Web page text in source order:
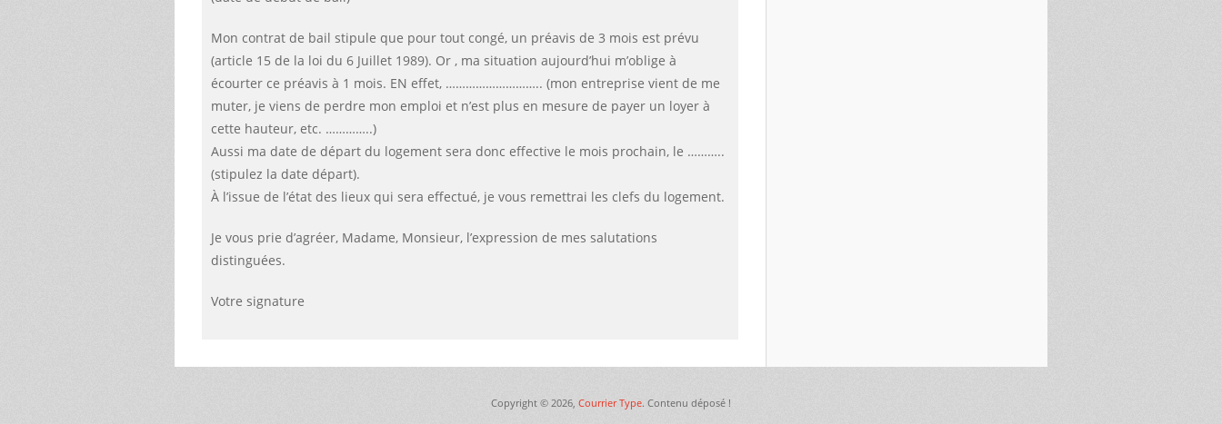
Mon contrat de bail stipule que pour tout congé, un préavis de 3 mois est prévu
(article 15 de la loi du 6 Juillet 1989). Or , ma situation aujourd’hui m’oblige à
écourter ce préavis à 1 mois. EN effet, ……………………….. (mon entreprise vient de me
muter, je viens de perdre mon emploi et n’est plus en mesure de payer un loyer à
cette hauteur, etc. …………..)
Aussi ma date de départ du logement sera donc effective le mois prochain, le ………..
(stipulez la date départ).
À l’issue de l’état des lieux qui sera effectué, je vous remettrai les clefs du logement.
Je vous prie d’agréer, Madame, Monsieur, l’expression de mes salutations
distinguées.
Votre signature
Copyright © 2026, Courrier Type. Contenu déposé !